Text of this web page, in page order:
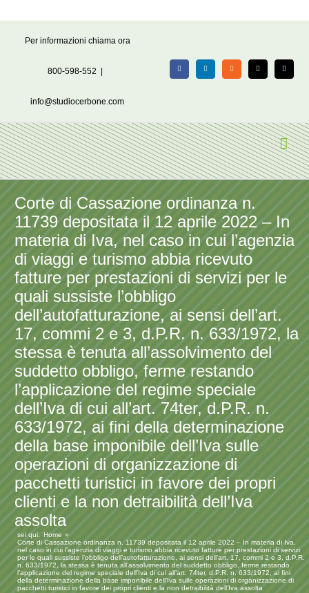
Per informazioni chiama ora
800-598-552
info@studiocerbone.com
FacebookLinkedIn Rss X Email
Corte di Cassazione ordinanza n.
11739 depositata il 12 aprile 2022 – In
materia di Iva, nel caso in cui l’agenzia
di viaggi e turismo abbia ricevuto
fatture per prestazioni di servizi per le
quali sussiste l’obbligo
dell’autofatturazione, ai sensi dell’art.
17, commi 2 e 3, d.P.R. n. 633/1972, la
stessa è tenuta all’assolvimento del
suddetto obbligo, ferme restando
l’applicazione del regime speciale
dell’Iva di cui all’art. 74ter, d.P.R. n.
633/1972, ai fini della determinazione
della base imponibile dell’Iva sulle
operazioni di organizzazione di
pacchetti turistici in favore dei propri
clienti e la non detraibilità dell’Iva
assolta
sei qui:
Home
Corte di Cassazione ordinanza n. 11739 depositata il 12 aprile 2022 – In materia di Iva,
nel caso in cui l’agenzia di viaggi e turismo abbia ricevuto fatture per prestazioni di servizi
per le quali sussiste l’obbligo dell’autofatturazione, ai sensi dell’art. 17, commi 2 e 3, d.P.R.
n. 633/1972, la stessa è tenuta all’assolvimento del suddetto obbligo, ferme restando
l’applicazione del regime speciale dell’Iva di cui all’art. 74ter, d.P.R. n. 633/1972, ai fini
della determinazione della base imponibile dell’Iva sulle operazioni di organizzazione di
pacchetti turistici in favore dei propri clienti e la non detraibilità dell’Iva assolta